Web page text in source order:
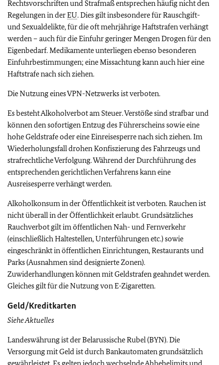
Rechtsvorschriften und Strafmaß entsprechen häufig nicht den
Regelungen in derEU. Dies gilt insbesondere für Rauschgift-
und Sexualdelikte, für die oft mehrjährige Haftstrafen verhängt
werden – auch für die Einfuhr geringer Mengen Drogen für den
Eigenbedarf. Medikamente unterliegen ebenso besonderen
Einfuhrbestimmungen; eine Missachtung kann auch hier eine
Haftstrafe nach sich ziehen.
Die Nutzung eines VPN-Netzwerks ist verboten.
Es besteht Alkoholverbot am Steuer. Verstöße sind strafbar und
können den sofortigen Entzug des Führerscheins sowie eine
hohe Geldstrafe oder eine Einreisesperre nach sich ziehen. Im
Wiederholungsfall drohen Konfiszierung des Fahrzeugs und
strafrechtliche Verfolgung. Während der Durchführung des
entsprechenden gerichtlichen Verfahrens kann eine
Ausreisesperre verhängt werden.
Alkoholkonsum in der Öffentlichkeit ist verboten. Rauchen ist
nicht überall in der Öffentlichkeit erlaubt. Grundsätzliches
Rauchverbot gilt im öffentlichen Nah- und Fernverkehr
(einschließlich Haltestellen, Unterführungen etc.) sowie
eingeschränkt in öffentlichen Einrichtungen, Restaurants und
Parks (Ausnahmen sind designierte Zonen).
Zuwiderhandlungen können mit Geldstrafen geahndet werden.
Gleiches gilt für die Nutzung von E-Zigaretten.
Geld/Kreditkarten
Siehe Aktuelles
Landeswährung ist der Belarussische Rubel (BYN). Die
Versorgung mit Geld ist durch Bankautomaten grundsätzlich